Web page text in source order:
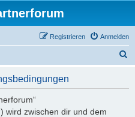
Anmelden
Registrieren
wird zwischen dir und dem